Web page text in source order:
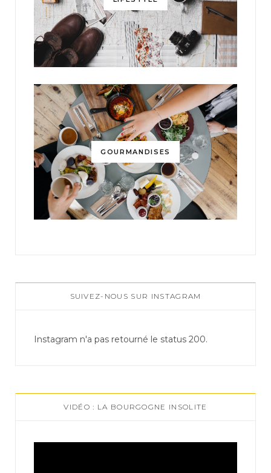
GOURMANDISES
SUIVEZ-NOUS SUR INSTAGRAM
Instagram n'a pas retourné le status 200.
VIDÉO : LA BOURGOGNE INSOLITE